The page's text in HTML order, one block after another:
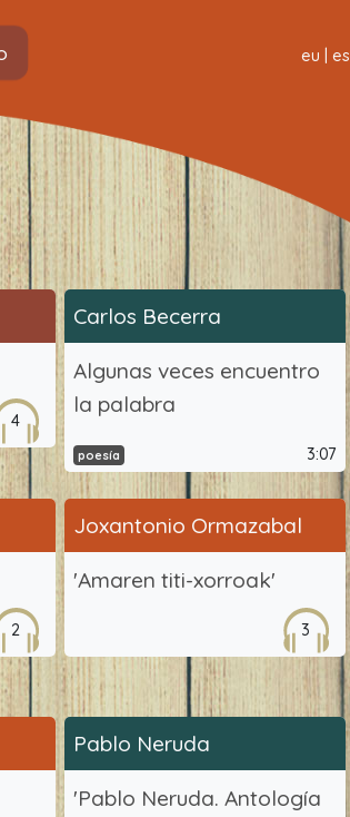
eu es
4
Carlos Becerra
Algunas veces encuentro
la palabra
poesía 3:07
2
Joxantonio Ormazabal
'Amaren titi-xorroak'
3
Pablo Neruda
'Pablo Neruda. Antología